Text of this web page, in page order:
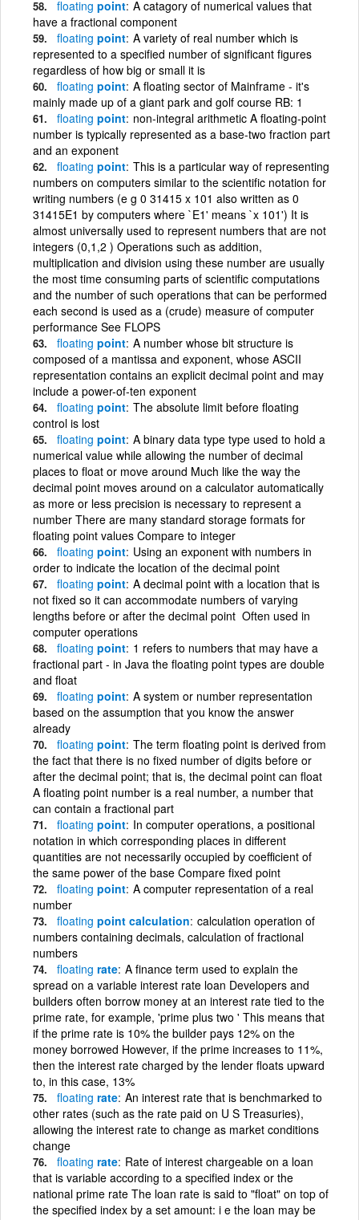
floating point A catagory of numerical values that
have a fractional component
floating point A variety of real number which is
represented to a specified number of significant figures
regardless of how big or small it is
floating point A floating sector of Mainframe - it's
mainly made up of a giant park and golf course RB: 1
floating point non-integral arithmetic A floating-point
number is typically represented as a base-two fraction part
and an exponent
floating point This is a particular way of representing
numbers on computers similar to the scientific notation for
writing numbers (e g 0 31415 x 101 also written as 0
31415E1 by computers where `E1' means `x 101') It is
almost universally used to represent numbers that are not
integers (0,1,2 ) Operations such as addition,
multiplication and division using these number are usually
the most time consuming parts of scientific computations
and the number of such operations that can be performed
each second is used as a (crude) measure of computer
performance See FLOPS
floating point A number whose bit structure is
composed of a mantissa and exponent, whose ASCII
representation contains an explicit decimal point and may
include a power-of-ten exponent
floating point The absolute limit before floating
control is lost
floating point A binary data type type used to hold a
numerical value while allowing the number of decimal
places to float or move around Much like the way the
decimal point moves around on a calculator automatically
as more or less precision is necessary to represent a
number There are many standard storage formats for
floating point values Compare to integer
floating point Using an exponent with numbers in
order to indicate the location of the decimal point
floating point A decimal point with a location that is
not fixed so it can accommodate numbers of varying
lengths before or after the decimal point Often used in
computer operations
floating point 1 refers to numbers that may have a
fractional part - in Java the floating point types are double
and float
floating point A system or number representation
based on the assumption that you know the answer
already
floating point The term floating point is derived from
the fact that there is no fixed number of digits before or
after the decimal point; that is, the decimal point can float
A floating point number is a real number, a number that
can contain a fractional part
floating point In computer operations, a positional
notation in which corresponding places in different
quantities are not necessarily occupied by coefficient of
the same power of the base Compare fixed point
floating point A computer representation of a real
number
floating point calculation calculation operation of
numbers containing decimals, calculation of fractional
numbers
floating rate A finance term used to explain the
spread on a variable interest rate loan Developers and
builders often borrow money at an interest rate tied to the
prime rate, for example, 'prime plus two ' This means that
if the prime rate is 10% the builder pays 12% on the
money borrowed However, if the prime increases to 11%,
then the interest rate charged by the lender floats upward
to, in this case, 13%
floating rate An interest rate that is benchmarked to
other rates (such as the rate paid on U S Treasuries),
allowing the interest rate to change as market conditions
change
floating rate Rate of interest chargeable on a loan
that is variable according to a specified index or the
national prime rate The loan rate is said to "float" on top of
the specified index by a set amount: i e the loan may be